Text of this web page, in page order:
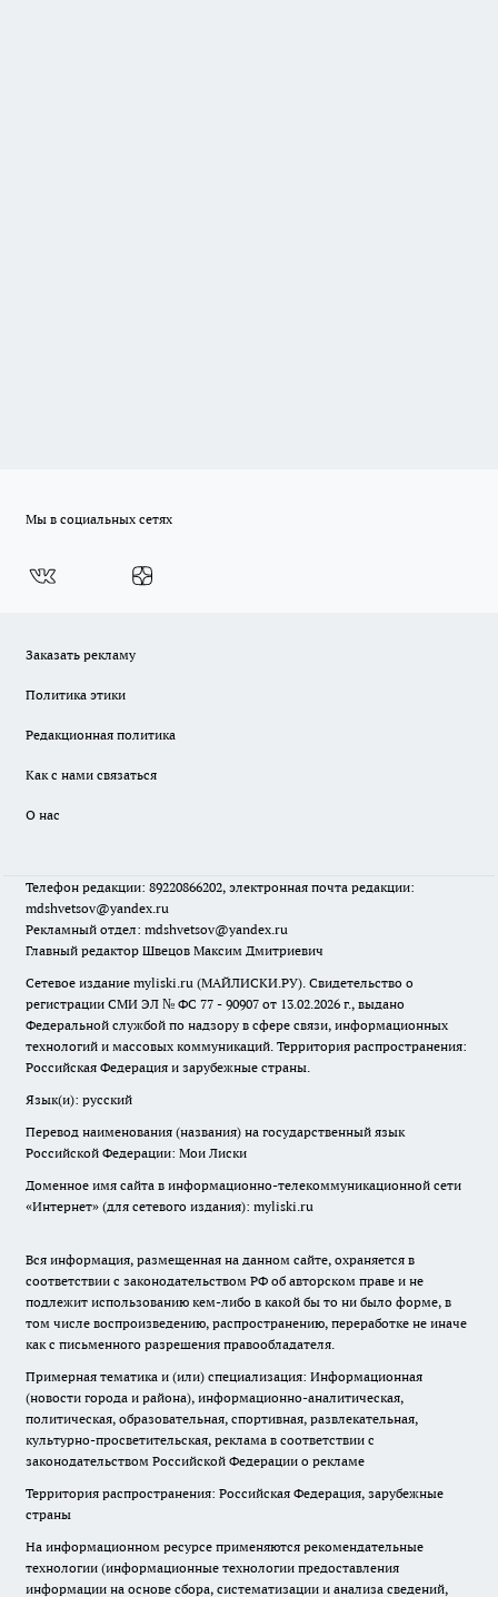
Мы в социальных сетях
Заказать рекламу
Политика этики
Редакционная политика
Как с нами связаться
О нас
Телефон редакции: 89220866202, электронная почта редакции:
mdshvetsov@yandex.ru
Рекламный отдел: mdshvetsov@yandex.ru
Главный редактор Швецов Максим Дмитриевич
Сетевое издание myliski.ru (МАЙЛИСКИ.РУ). Свидетельство о
регистрации СМИ ЭЛ № ФС 77 - 90907 от 13.02.2026 г., выдано
Федеральной службой по надзору в сфере связи, информационных
технологий и массовых коммуникаций. Территория распространения:
Российская Федерация и зарубежные страны.
Язык(и): русский
Перевод наименования (названия) на государственный язык
Российской Федерации: Мои Лиски
Доменное имя сайта в информационно-телекоммуникационной сети
«Интернет» (для сетевого издания): myliski.ru
Вся информация, размещенная на данном сайте, охраняется в
соответствии с законодательством РФ об авторском праве и не
подлежит использованию кем-либо в какой бы то ни было форме, в
том числе воспроизведению, распространению, переработке не иначе
как с письменного разрешения правообладателя.
Примерная тематика и (или) специализация: Информационная
(новости города и района), информационно-аналитическая,
политическая, образовательная, спортивная, развлекательная,
культурно-просветительская, реклама в соответствии с
законодательством Российской Федерации о рекламе
Территория распространения: Российская Федерация, зарубежные
страны
На информационном ресурсе применяются рекомендательные
технологии (информационные технологии предоставления
информации на основе сбора, систематизации и анализа сведений,